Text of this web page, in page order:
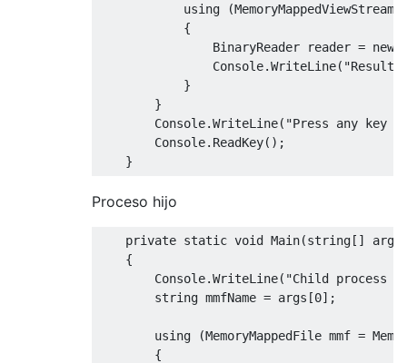
            using
(MemoryMappedViewStream
{
BinaryReader reader = new
Console.WriteLine(
}
}
Console.WriteLine( "Press any key
Console. ReadKey();
}
Proceso hijo
private static void Main(string[] args
{
Console.WriteLine( "Child process
string mmfName = args [0];
        using
(MemoryMappedFile mmf =
{